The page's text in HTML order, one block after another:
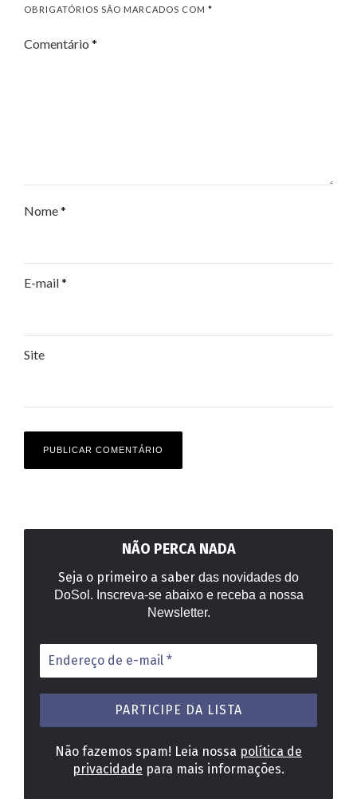
OBRIGATÓRIOS SÃO MARCADOS COM *
Comentário *
Nome*
E-mail*
Site
NÃO PERCA NADA
Seja o primeiro a saber das novidades do
DoSol. Inscreva-se abaixo e receba a nossa
Newsletter.
Endereço
de
e-
mail
Não fazemos spam! Leia nossa política de
privacidade para mais informações.